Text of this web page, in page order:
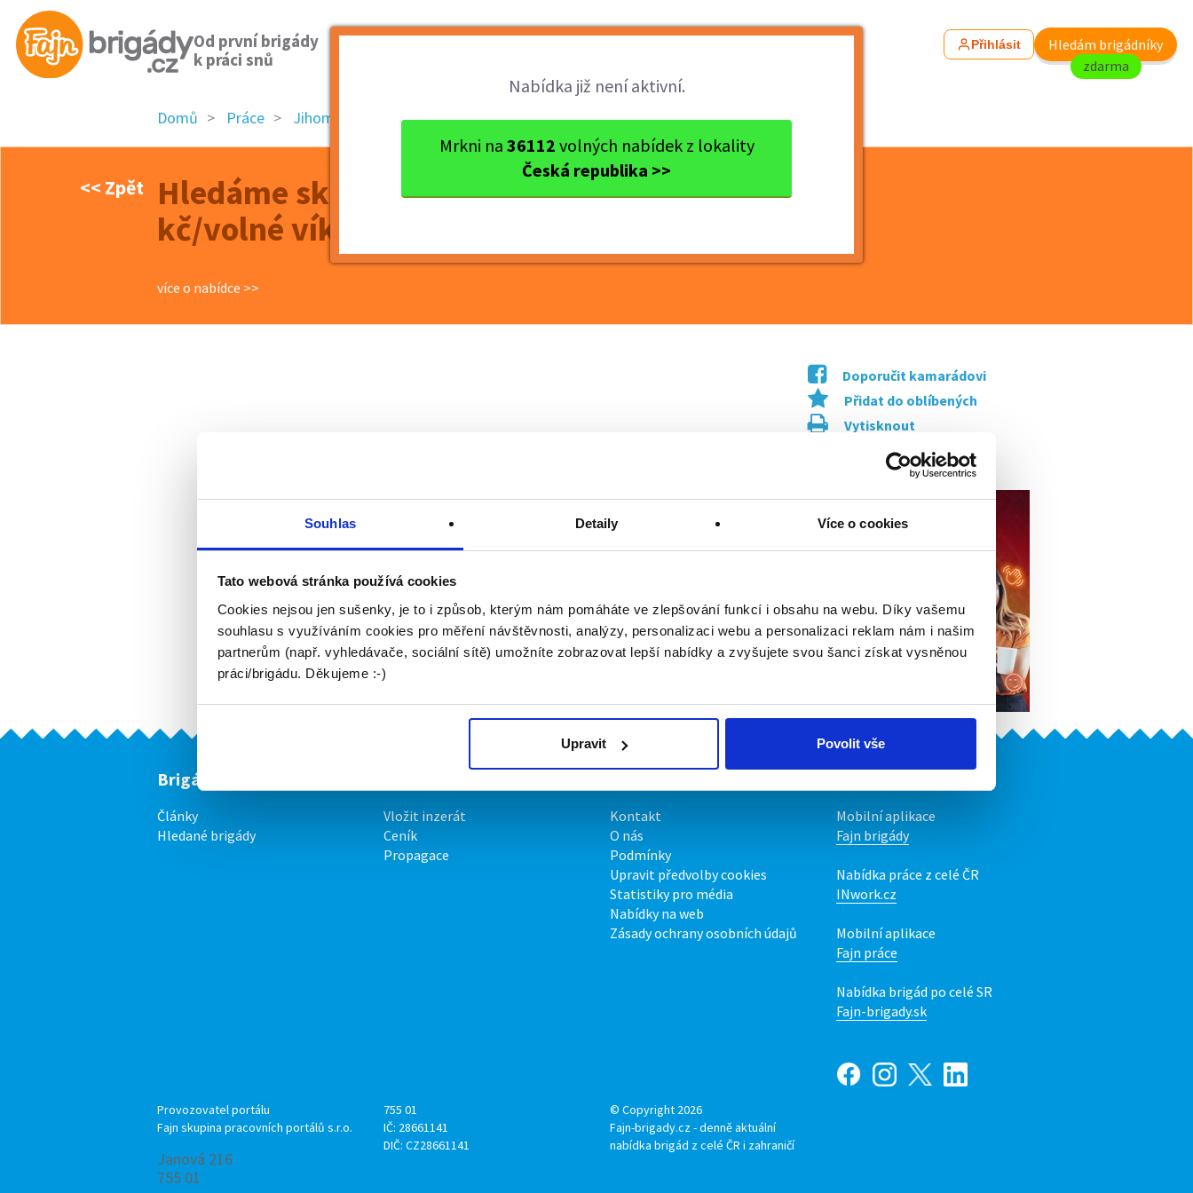
Souhlas Detaily Více o cookies
Tato webová stránka používá cookies
Cookies nejsou jen sušenky, je to i způsob, kterým nám pomáháte ve zlepšování funkcí i obsahu na webu. Díky vašemu
souhlasu s využíváním cookies pro měření návštěvnosti, analýzy, personalizaci webu a personalizaci reklam nám i našim
partnerům (např. vyhledávače, sociální sítě) umožníte zobrazovat lepší nabídky a zvyšujete svou šanci získat vysněnou
práci/brigádu. Děkujeme :-)
Upravit Povolit vše
Od první brigády
k práci snů
Přihlásit
Hledám brigádníky
zdarma
Nabídka již není aktivní.
Mrkni na 36112 volných nabídek z lokality
Česká republika >>
Domů Práce Jihomoravský kraj okres Brno - venkov Šlapanice Hledáme skladníka na VZV / ...
<< Zpět
Hledáme skladníka na VZV / Bonus 5000
kč/volné víkendy
více o nabídce >>
Doporučit kamarádovi
Přidat do oblíbených
Vytisknout
Upozornit na inzerát
Brigádníci
Články
Hledané brigády
Vložit inzerát
Ceník
Propagace
Kontakt
O nás
Podmínky
Upravit předvolby cookies
Statistiky pro média
Nabídky na web
Zásady ochrany osobních údajů
Mobilní aplikace
Fajn brigády
Nabídka práce z celé ČR
INwork.cz
Mobilní aplikace
Fajn práce
Nabídka brigád po celé SR
Fajn-brigady.sk
Provozovatel portálu
Fajn skupina pracovních portálů s.r.o.
Janová 216
755 01
755 01
IČ: 28661141
DIČ: CZ28661141
© Copyright 2026
Fajn-brigady.cz - denně aktuální
nabídka brigád z celé ČR i zahraničí